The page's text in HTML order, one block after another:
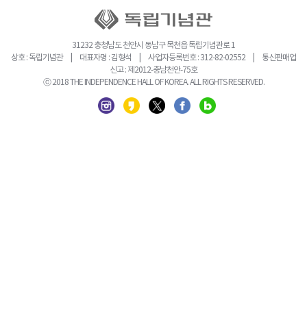
31232 충청남도 천안시 동남구 목천읍 독립기념관로 1
상호 : 독립기념관 | 대표자명 : 김형석 | 사업자등록번호 : 312-82-02552 | 통신판매업
신고 : 제2012-충남천안-75호
ⓒ 2018 THE INDEPENDENCE HALL OF KOREA. ALL RIGHTS RESERVED.